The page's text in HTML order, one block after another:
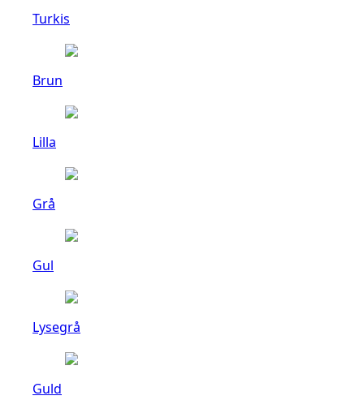
Turkis
Brun
Lilla
Grå
Gul
Lysegrå
Guld